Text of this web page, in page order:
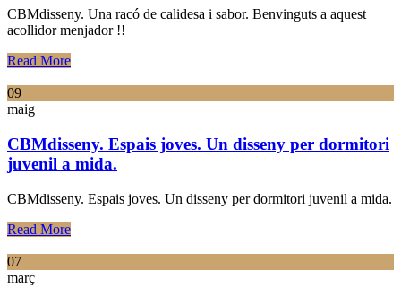
CBMdisseny. Una racó de calidesa i sabor. Benvinguts a aquest
acollidor menjador !!
Read More
09
maig
CBMdisseny. Espais joves. Un disseny per dormitori
juvenil a mida.
CBMdisseny. Espais joves. Un disseny per dormitori juvenil a mida.
Read More
07
març